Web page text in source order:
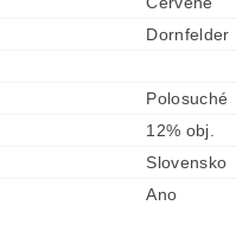
Dornfelder
Polosuché
12% obj.
Slovensko
Ano